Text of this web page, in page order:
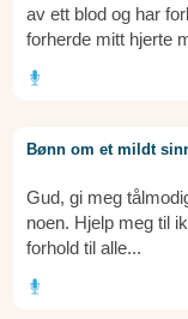
av ett blod og har
forherde mitt hjerte
Bønn om et mildt
Gud, gi meg
noen. Hjelp meg til
forhold til alle...